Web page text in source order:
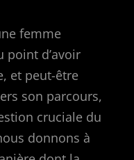
femme
point d’avoir
et peut-être
son parcours,
cruciale du
donnons à